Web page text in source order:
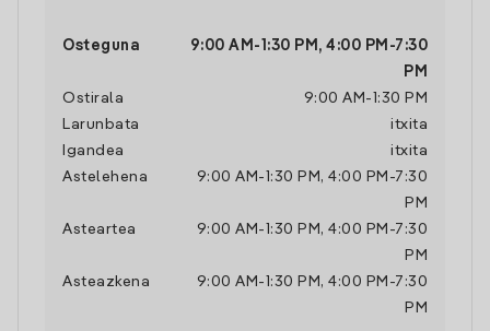
Osteguna 9:00 AM - 1:30 PM , 4:00 PM -7:30
PM
Ostirala
9:00 AM - 1:30 PM
Larunbata
itxita
Igandea
itxita
Astelehena
9:00 AM - 1:30 PM , 4:00 PM -7:30
PM
Asteartea
9:00 AM - 1:30 PM , 4:00 PM -7:30
PM
Asteazkena
9:00 AM - 1:30 PM , 4:00 PM -7:30
PM